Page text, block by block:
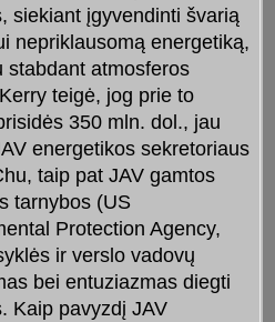
siekiant įgyvendinti švarią
nepriklausomą energetiką,
stabdant atmosferos
teigė, jog prie to
350 mln. dol., jau
energetikos sekretoriaus
taip pat JAV gamtos
tarnybos (US
Protection Agency,
ir verslo vadovų
bei entuziazmas diegti
Kaip pavyzdį JAV